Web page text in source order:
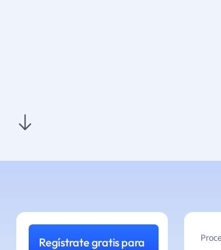
Regístrate gratis para